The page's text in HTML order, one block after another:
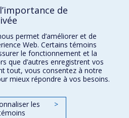
de
permet d’améliorer et de
Web. Certains témoins
le fonctionnement et la
que d’autres enregistrent vos
tout, vous consentez à notre
mieux répondre à vos besoins.
les
>